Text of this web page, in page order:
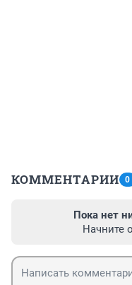
КОММЕНТАРИИ 0
Пока нет
Начните